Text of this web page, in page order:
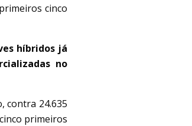
cinco
híbridos já
no
contra 24.635
primeiros